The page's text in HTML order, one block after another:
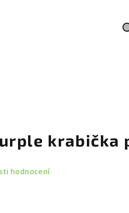
krabička
hodnocení